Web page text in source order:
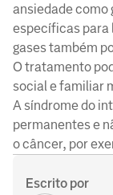
ansiedade como
específicas para
gases também
O tratamento
social e familiar
A síndrome do
permanentes e
o câncer, por
Escrito por